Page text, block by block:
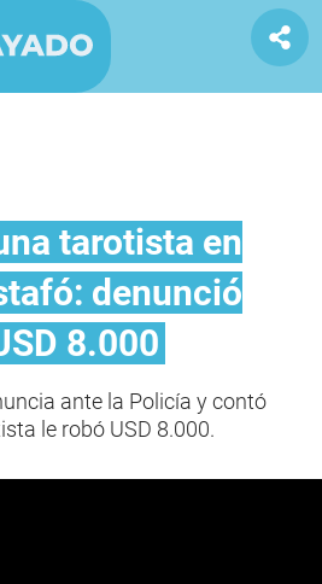
tarotista en
denunció
8.000
ante la Policía y contó
le robó USD 8.000.